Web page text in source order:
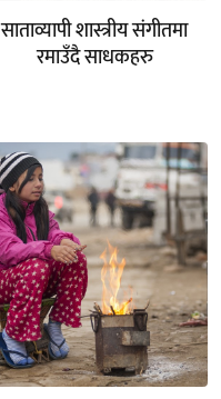
साताव्यापी शास्त्रीय संगीतमा
रमाउँदै साधकहरु